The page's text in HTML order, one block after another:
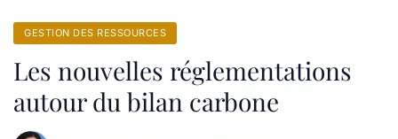
GESTION DES RESSOURCES
Les nouvelles réglementations
autour du bilan carbone